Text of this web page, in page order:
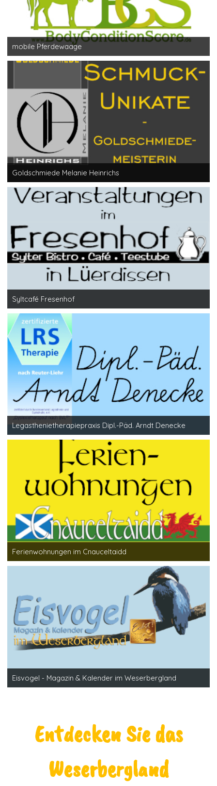
mobile Pferdewaage
Goldschmiede Melanie Heinrichs
Syltcafé Fresenhof
Legasthenietherapiepraxis Dipl.-Päd. Arndt Denecke
Ferienwohnungen im Cnauceltaidd
Eisvogel - Magazin & Kalender im Weserbergland
Entdecken Sie das
Weserbergland